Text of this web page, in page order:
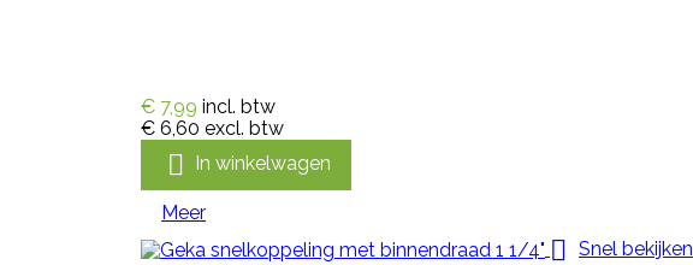
€ 7,99 incl. btw
€ 6,60 excl. btw
 In winkelwagen
Meer
 Snel bekijken